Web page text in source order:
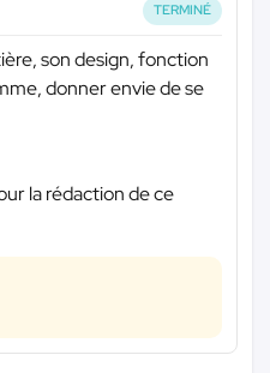
TERMINÉ
son design, fonction
donner envie de se
la rédaction de ce